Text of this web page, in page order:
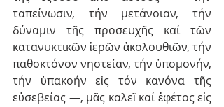
ταπείνωσιν, τήν μετάνοιαν, τήν
δύναμιν τῆς προσευχῆς καί τῶν
κατανυκτικῶν ἱερῶν ἀκολουθιῶν, τήν
παθοκτόνον νηστείαν, τήν ὑπομονήν,
τήν ὑπακοήν εἰς τόν κανόνα τῆς
εὐσεβείας —, μᾶς καλεῖ καί ἐφέτος εἰς